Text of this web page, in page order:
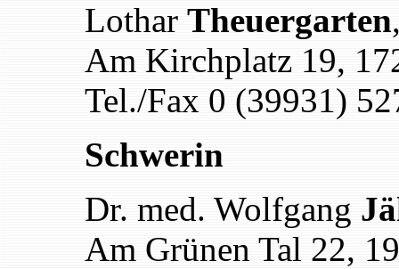
Lothar Theuergarten
Am Kirchplatz 19,
Tel./Fax 0 (39931)
Schwerin
Dr. med. Wolfgang
Am Grünen Tal 22,